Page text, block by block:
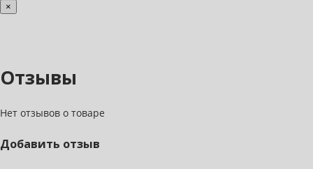
×
Отзывы
Нет отзывов о товаре
Добавить отзыв